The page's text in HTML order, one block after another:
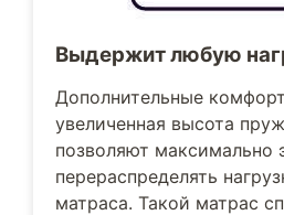
Выдержит любую
Дополнительные
увеличенная высота
позволяют максимально
перераспределять
матраса. Такой матрас